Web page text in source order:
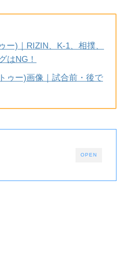
ー)｜RIZIN、K-1、相撲、
はNG！
ゥー)画像｜試合前・後で
OPEN